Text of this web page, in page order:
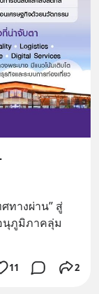
ทางผ่าน” สู่
นุภูมิภาคลุ่ม
11 2